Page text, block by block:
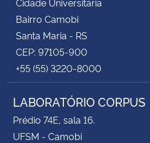
Bairro Camobi
Santa Maria - RS
CEP: 97105-900
+55 (55) 3220-8000
LABORATÓRIO CORPUS
Prédio 74E, sala 16.
UFSM - Camobi